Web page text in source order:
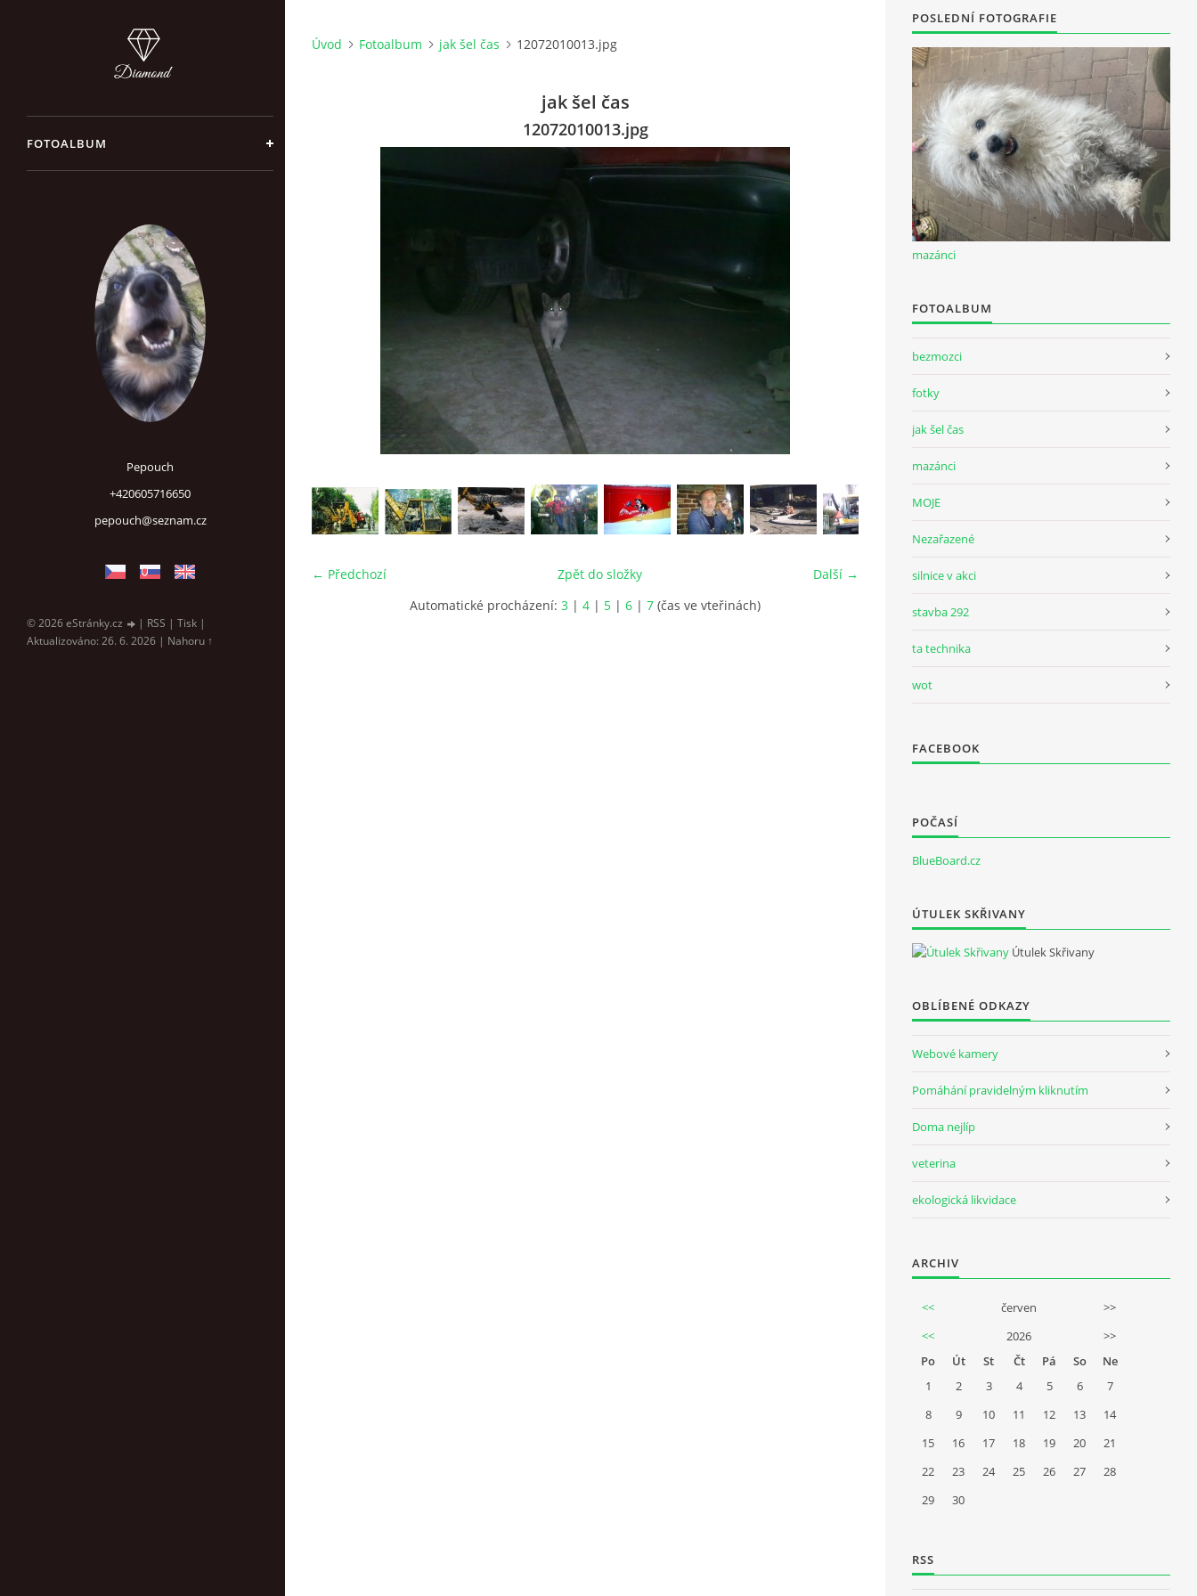
FOTOALBUM
Pepouch
+420605716650
pepouch@seznam.cz
© 2026 eStránky.cz | RSS | Tisk |
Aktualizováno: 26. 6. 2026 | Nahoru ↑
Úvod Fotoalbum jak šel čas 12072010013.jpg
jak šel čas
12072010013.jpg
← Předchozí Další →
Zpět do složky
Automatické procházení: 3 | 4 | 5 | 6 | 7 (čas ve vteřinách)
POSLEDNÍ FOTOGRAFIE
mazánci
FOTOALBUM
bezmozci
fotky
jak šel čas
mazánci
MOJE
Nezařazené
silnice v akci
stavba 292
ta technika
wot
FACEBOOK
POČASÍ
BlueBoard.cz
ÚTULEK SKŘIVANY
Útulek Skřivany
OBLÍBENÉ ODKAZY
Webové kamery
Pomáhání pravidelným kliknutím
Doma nejlíp
veterina
ekologická likvidace
ARCHIV
<< červen
>>
<<
2026
>>
Po
Út St Čt Pá So
Ne
1
2 3 4 5 6
7
8
9 10 11 12 13
14
15
16 17 18 19 20
21
22
23 24 25 26 27
28
29
30
RSS